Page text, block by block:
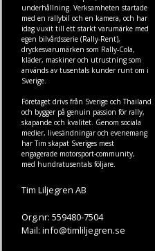
underhållning. Verksamheten startade
med en rallybil och en kamera, och har
idag vuxit till ett starkt varumärke med
egen bilvårdsserie (Rally-Rent),
dryckesvarumärken som Rally-Cola,
kläder, maskineroch utrustning som
används av tusentals kunder runt om i
Sverige.
Företaget drivs från Sverige och Thailand
och bygger på genuin passion för rally,
skapande och kvalitet. Genom sociala
medier, livesändningar och evenemang
har Tim skapat Sveriges mest
engagerade motorsport-community,
med hundratusentals följare.
Tim Liljegren AB
Org.nr: 559480-7504
Mail: info@timliljegren.se